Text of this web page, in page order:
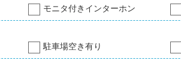
モニタ付きインターホン
駐車場空き有り